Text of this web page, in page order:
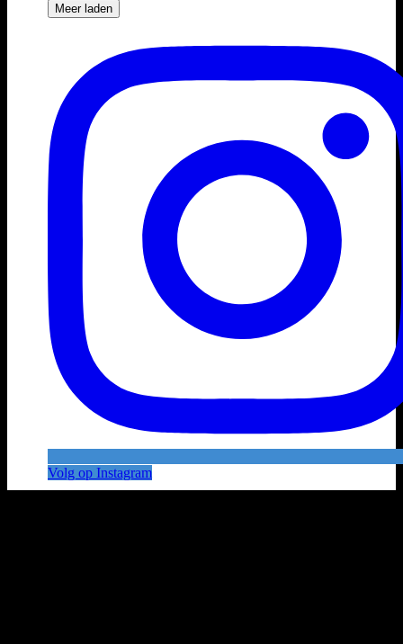
Meer laden
Volg op Instagram